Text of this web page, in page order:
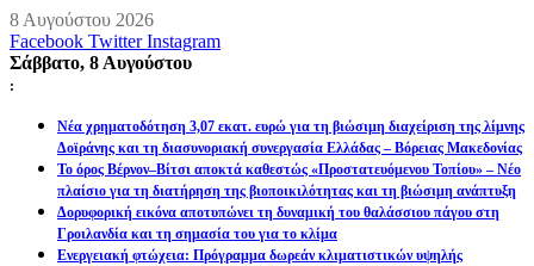
8 Αυγούστου 2026
Facebook Twitter Instagram
Σάββατο, 8 Αυγούστου
:
Νέα χρηματοδότηση 3,07 εκατ. ευρώ για τη βιώσιμη διαχείριση της λίμνης
Δοϊράνης και τη διασυνοριακή συνεργασία Ελλάδας – Βόρειας Μακεδονίας
Το όρος Βέρνον–Βίτσι αποκτά καθεστώς «Προστατευόμενου Τοπίου» – Νέο
πλαίσιο για τη διατήρηση της βιοποικιλότητας και τη βιώσιμη ανάπτυξη
Δορυφορική εικόνα αποτυπώνει τη δυναμική του θαλάσσιου πάγου στη
Γροιλανδία και τη σημασία του για το κλίμα
Ενεργειακή φτώχεια: Πρόγραμμα δωρεάν κλιματιστικών υψηλής